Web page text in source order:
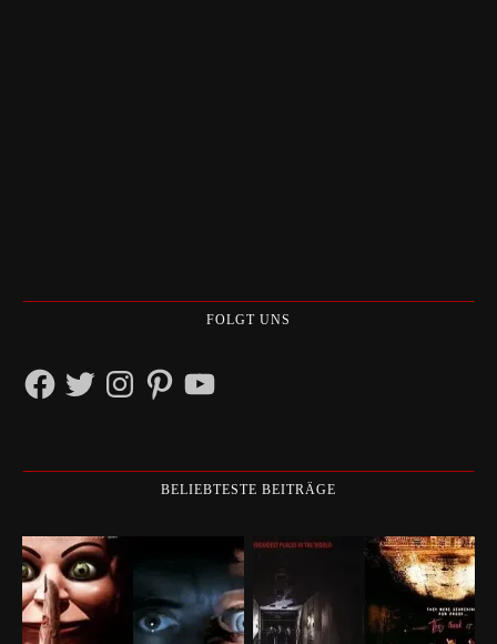
FOLGT UNS
FacebookTwitterInstagramPinterestYouTube
BELIEBTESTE BEITRÄGE